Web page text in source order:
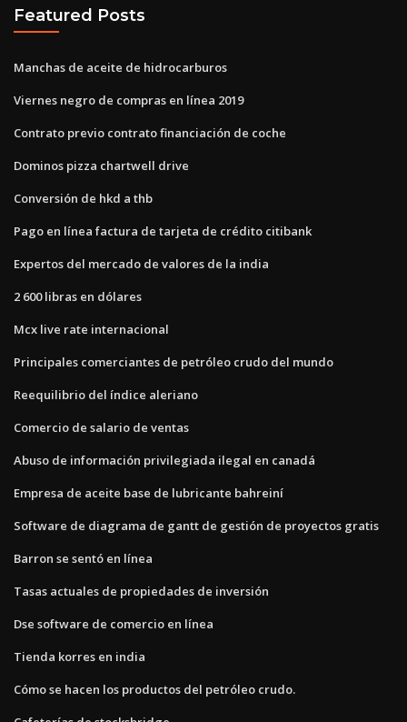
Featured Posts
Manchas de aceite de hidrocarburos
Viernes negro de compras en línea 2019
Contrato previo contrato financiación de coche
Dominos pizza chartwell drive
Conversión de hkd a thb
Pago en línea factura de tarjeta de crédito citibank
Expertos del mercado de valores de la india
2 600 libras en dólares
Mcx live rate internacional
Principales comerciantes de petróleo crudo del mundo
Reequilibrio del índice aleriano
Comercio de salario de ventas
Abuso de información privilegiada ilegal en canadá
Empresa de aceite base de lubricante bahreiní
Software de diagrama de gantt de gestión de proyectos gratis
Barron se sentó en línea
Tasas actuales de propiedades de inversión
Dse software de comercio en línea
Tienda korres en india
Cómo se hacen los productos del petróleo crudo.